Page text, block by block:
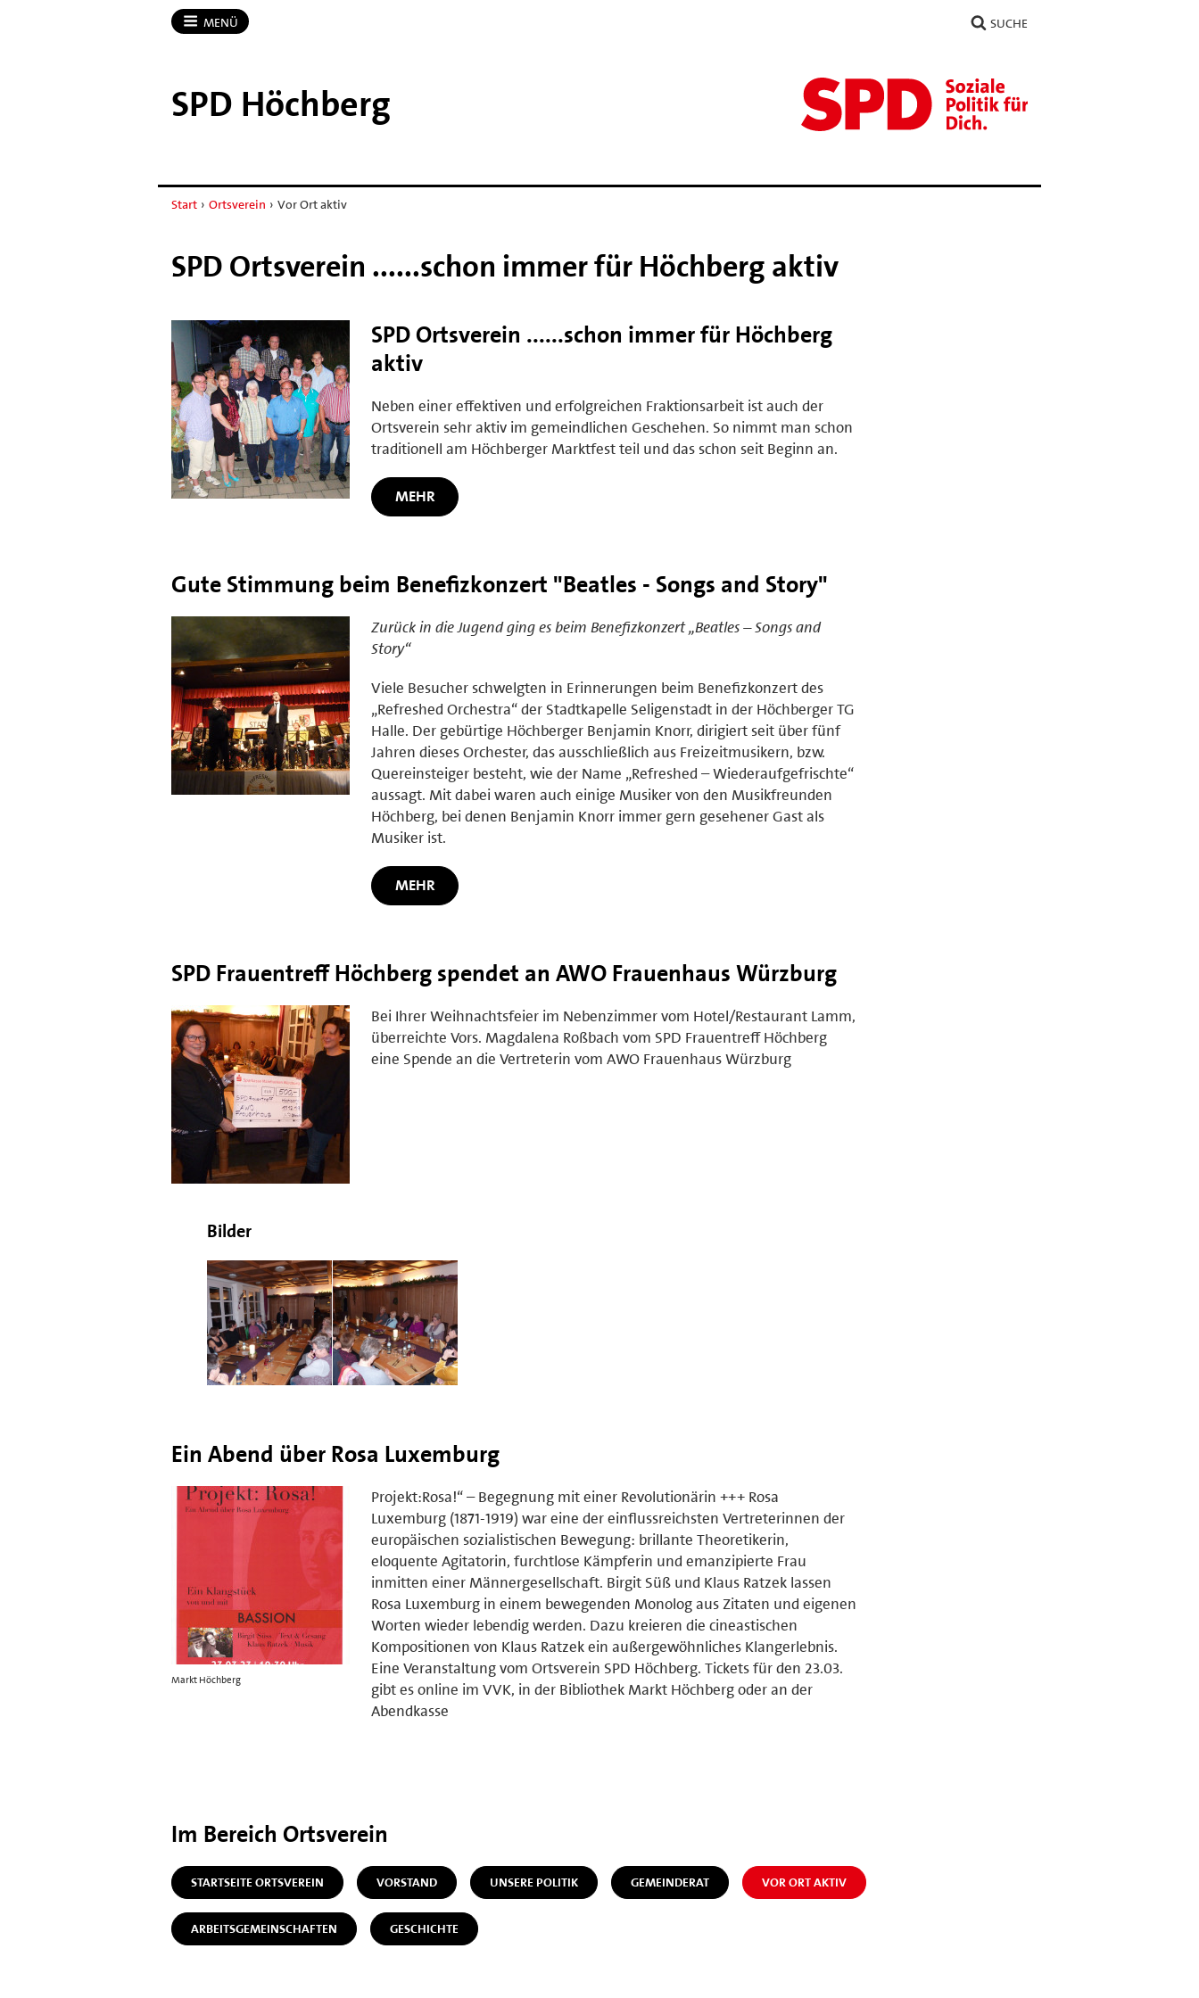
MENÜ SUCHE
SPD Höchberg
Start › Ortsverein › Vor Ort aktiv
SPD Ortsverein ......schon immer für Höchberg aktiv
SPD Ortsverein ......schon immer für Höchberg
aktiv
Neben einer effektiven und erfolgreichen Fraktionsarbeit ist auch der
Ortsverein sehr aktiv im gemeindlichen Geschehen. So nimmt man schon
traditionell am Höchberger Marktfest teil und das schon seit Beginn an.
MEHR
Gute Stimmung beim Benefizkonzert "Beatles - Songs and Story"
Zurück in die Jugend ging es beim Benefizkonzert „Beatles – Songs and
Story“
Viele Besucher schwelgten in Erinnerungen beim Benefizkonzert des
„Refreshed Orchestra“ der Stadtkapelle Seligenstadt in der Höchberger TG
Halle. Der gebürtige Höchberger Benjamin Knorr, dirigiert seit über fünf
Jahren dieses Orchester, das ausschließlich aus Freizeitmusikern, bzw.
Quereinsteiger besteht, wie der Name „Refreshed – Wiederaufgefrischte“
aussagt. Mit dabei waren auch einige Musiker von den Musikfreunden
Höchberg, bei denen Benjamin Knorr immer gern gesehener Gast als
Musiker ist.
MEHR
SPD Frauentreff Höchberg spendet an AWO Frauenhaus Würzburg
Bei Ihrer Weihnachtsfeier im Nebenzimmer vom Hotel/Restaurant Lamm,
überreichte Vors. Magdalena Roßbach vom SPD Frauentreff Höchberg
eine Spende an die Vertreterin vom AWO Frauenhaus Würzburg
Bilder
Ein Abend über Rosa Luxemburg
Markt Höchberg
Projekt:Rosa!“ – Begegnung mit einer Revolutionärin +++ Rosa
Luxemburg (1871-1919) war eine der einflussreichsten Vertreterinnen der
europäischen sozialistischen Bewegung: brillante Theoretikerin,
eloquente Agitatorin, furchtlose Kämpferin und emanzipierte Frau
inmitten einer Männergesellschaft. Birgit Süß und Klaus Ratzek lassen
Rosa Luxemburg in einem bewegenden Monolog aus Zitaten und eigenen
Worten wieder lebendig werden. Dazu kreieren die cineastischen
Kompositionen von Klaus Ratzek ein außergewöhnliches Klangerlebnis.
Eine Veranstaltung vom Ortsverein SPD Höchberg. Tickets für den 23.03.
gibt es online im VVK, in der Bibliothek Markt Höchberg oder an der
Abendkasse
Im Bereich Ortsverein
STARTSEITE ORTSVEREIN VORSTAND UNSERE POLITIK GEMEINDERAT VOR ORT AKTIV
ARBEITSGEMEINSCHAFTEN GESCHICHTE